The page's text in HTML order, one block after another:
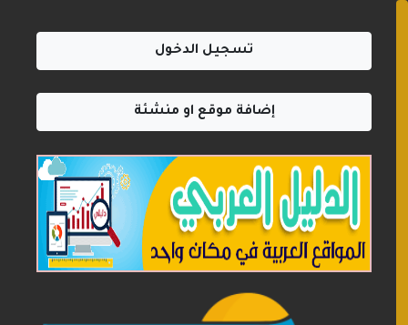
تسجيل الدخول
إضافة موقع او منشئة